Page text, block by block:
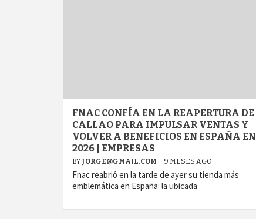
FNAC CONFÍA EN LA REAPERTURA DE
CALLAO PARA IMPULSAR VENTAS Y
VOLVER A BENEFICIOS EN ESPAÑA EN
2026 | EMPRESAS
BY JORGE@GMAIL.COM 9 MESES AGO
Fnac reabrió en la tarde de ayer su tienda más
emblemática en España: la ubicada